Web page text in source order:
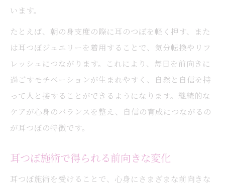
います。
たとえば、朝の身支度の際に耳のつぼを軽く押す、また
は耳つぼジュエリーを着用することで、気分転換やリフ
レッシュにつながります。これにより、毎日を前向きに
過ごすモチベーションが生まれやすく、自然と自信を持
って人と接することができるようになります。継続的な
ケアが心身のバランスを整え、自信の育成につながるの
が耳つぼの特徴です。
耳つぼ施術で得られる前向きな変化
耳つぼ施術を受けることで、心身にさまざまな前向きな